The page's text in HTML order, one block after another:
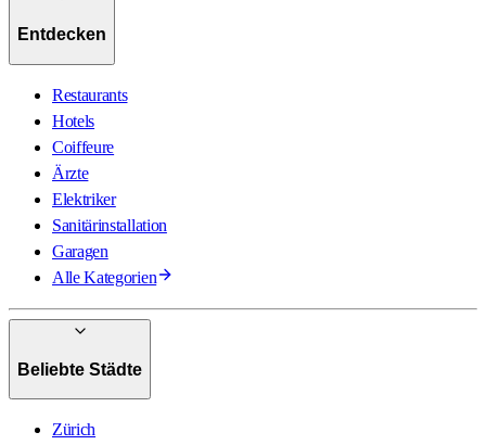
Entdecken
Restaurants
Hotels
Coiffeure
Ärzte
Elektriker
Sanitärinstallation
Garagen
Alle Kategorien
Beliebte Städte
Zürich